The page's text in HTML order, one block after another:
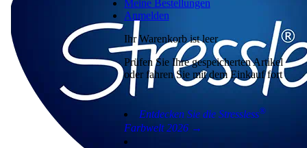
Meine Bestellungen
Anmelden
Ihr Warenkorb ist leer
Prüfen Sie Ihre gespeicherten Artikel
oder fahren Sie mit dem Einkauf fort
Entdecken Sie die Stressless®
Farbwelt 2026 →